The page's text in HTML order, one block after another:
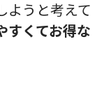
ようと考えて
すくてお得な